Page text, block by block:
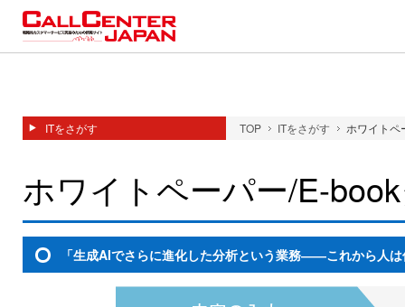
ITをさがす TOP ITをさがす ホワイトペ
ホワイトペーパー/E-
「生成AIでさらに進化した分析という業務――これから人